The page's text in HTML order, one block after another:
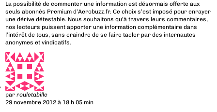
La possibilité de commenter une information est désormais offerte aux
seuls abonnés Premium d’Aerobuzz.fr. Ce choix s’est imposé pour enrayer
une dérive détestable. Nous souhaitons qu’à travers leurs commentaires,
nos lecteurs puissent apporter une information complémentaire dans
l’intérêt de tous, sans craindre de se faire tacler par des internautes
anonymes et vindicatifs.
parrouletabille
29 novembre 2012 à 18 h 05 min